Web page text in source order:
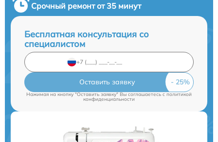
Срочный ремонт от 35 минут
Бесплатная консультация со
специалистом
Оставить заявку
Нажимая на кнопку "Оставить заявку" Вы соглашаетесь cполитикой
конфиденциальности